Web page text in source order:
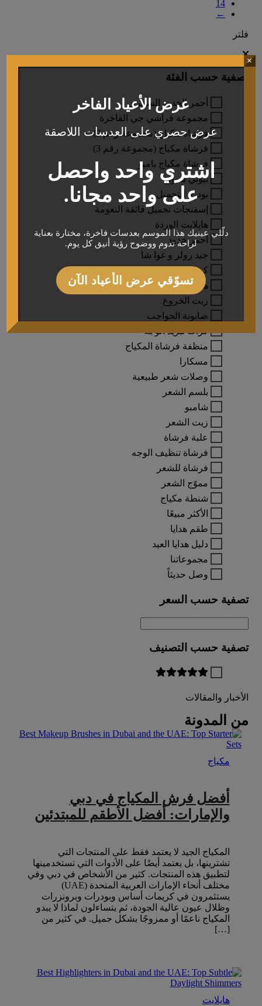
14
←
فلتر
تصفية حسب الفئة
أحمر الخدود السحري
مجموعة فراشي جي الفاخرة
فرشاة مكياج (مجموعة رقم 2)
فرشاة مكياج (مجموعة رقم 3)
فرشاة مكياج بامبو
بيوتي سبونج
بودرة التجميل
إسفنجات تجميل فائقة النعومة
هايلايت الوردة
احمر خدود
جيد رولر و غوا شا
كونتور
هايلايت
زيت الخروع
صابونة الحواجب
كرات تبريد الوجه
منظفة فرشاة المكياج
مسكارا
وصلات شعر طبيعية
بلسم الشعر
شامبو
زيت الشعر
علبة فرشاة
فرشاة تنظيف الوجه
فرشاة للشعر
مموّج الشعر
شنطة مكياج
الأكثر مبيعًا
طقم هدايا
دليل هدايا العيد
مجموعاتنا
وصل حديثاً
تصفية حسب السعر
تصفية حسب التصنيف
الأخبار والمقالات
من المدونة
مكياج
أفضل فرش المكياج في دبي
والإمارات: أفضل الأطقم للمبتدئين
المكياج الجيد لا يعتمد فقط على المنتجات التي
تشترينها، بل يعتمد أيضًا على الأدوات التي تستخدمينها
لتطبيق هذه المنتجات. كثير من الأشخاص في دبي وفي
مختلف أنحاء الإمارات العربية المتحدة (UAE)
يستثمرون في كريمات أساس وبودرات وبرونزرات
وظلال عيون عالية الجودة، ثم يتساءلون لماذا لا يبدو
المكياج ناعمًا أو ممزوجًا بشكل جميل. في كثير من
[…]
هايلايت
عرض الأعياد الفاخر
عرض حصري على العدسات اللاصقة
اشتري واحد واحصل
على واحد مجانا.
دلّلي عينيك هذا الموسم بعدسات فاخرة، مختارة بعناية
لراحة تدوم ووضوح رؤية أنيق كل يوم.
تسوّقي عرض الأعياد الآن
×